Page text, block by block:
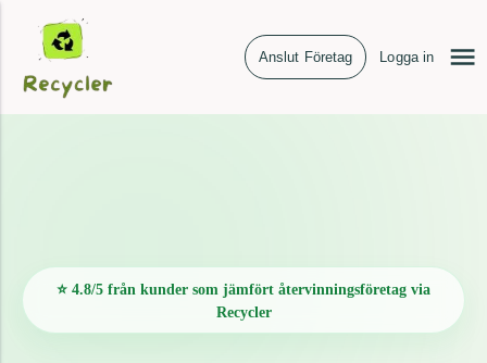
Anslut Företag Logga in
⭐ 4.8/5 från kunder som jämfört återvinningsföretag via
Recycler